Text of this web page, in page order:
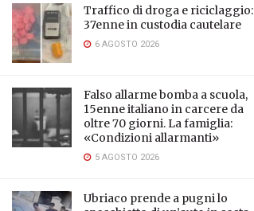
Traffico di droga e riciclaggio:
37enne in custodia cautelare
6 AGOSTO 2026
Falso allarme bomba a scuola,
15enne italiano in carcere da
oltre 70 giorni. La famiglia:
«Condizioni allarmanti»
5 AGOSTO 2026
Ubriaco prende a pugni lo